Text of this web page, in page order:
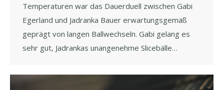
Temperaturen war das Dauerduell zwischen Gabi
Egerland und Jadranka Bauer erwartungsgemäß
geprägt von langen Ballwechseln. Gabi gelang es
sehr gut, Jadrankas unangenehme Slicebälle…